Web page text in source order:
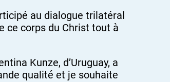
au dialogue trilatéral
ce corps du Christ tout à
Kunze, d’Uruguay, a
qualité et je souhaite